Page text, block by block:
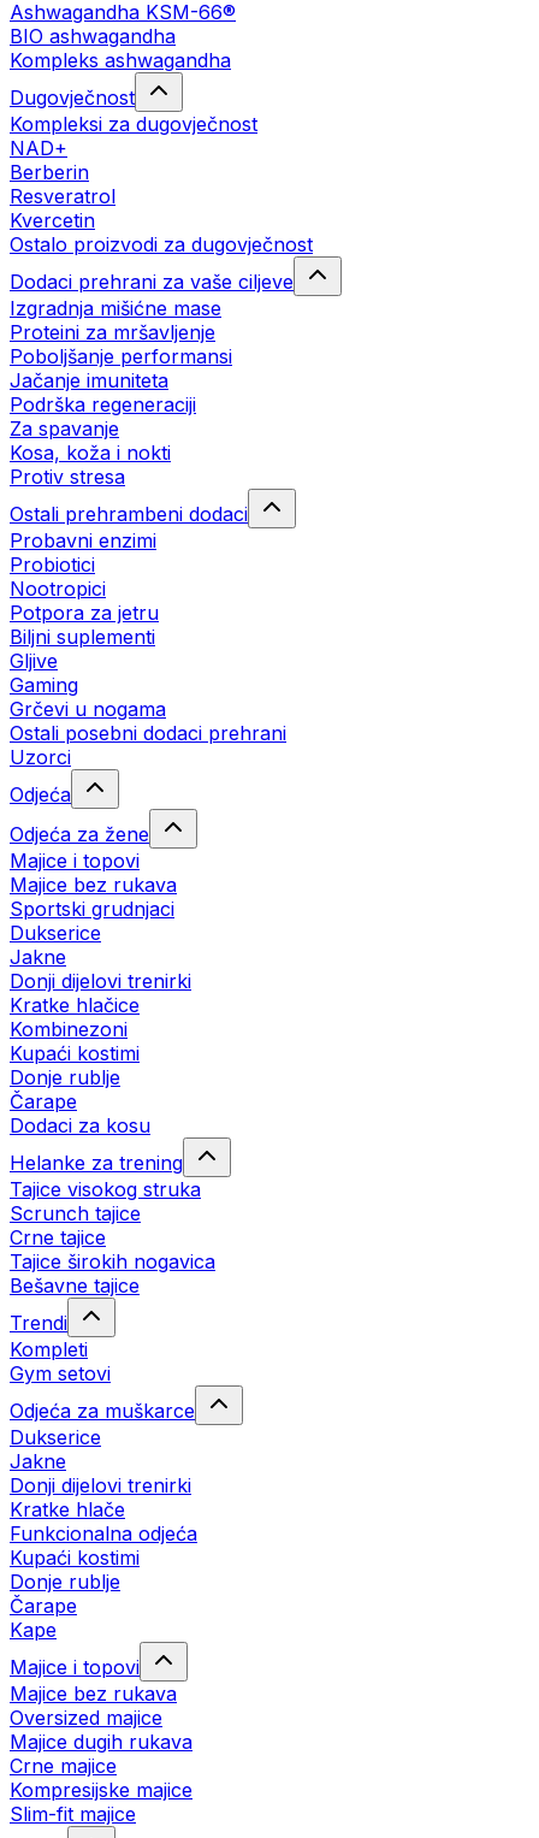
Ashwagandha KSM-66®
BIO ashwagandha
Kompleks ashwagandha
Dugovječnost
Kompleksi za dugovječnost
NAD+
Berberin
Resveratrol
Kvercetin
Ostalo proizvodi za dugovječnost
Dodaci prehrani za vaše ciljeve
Izgradnja mišićne mase
Proteini za mršavljenje
Poboljšanje performansi
Jačanje imuniteta
Podrška regeneraciji
Za spavanje
Kosa, koža i nokti
Protiv stresa
Ostali prehrambeni dodaci
Probavni enzimi
Probiotici
Nootropici
Potpora za jetru
Biljni suplementi
Gljive
Gaming
Grčevi u nogama
Ostali posebni dodaci prehrani
Uzorci
Odjeća
Odjeća za žene
Majice i topovi
Majice bez rukava
Sportski grudnjaci
Dukserice
Jakne
Donji dijelovi trenirki
Kratke hlačice
Kombinezoni
Kupaći kostimi
Donje rublje
Čarape
Dodaci za kosu
Helanke za trening
Tajice visokog struka
Scrunch tajice
Crne tajice
Tajice širokih nogavica
Bešavne tajice
Trendi
Kompleti
Gym setovi
Odjeća za muškarce
Dukserice
Jakne
Donji dijelovi trenirki
Kratke hlače
Funkcionalna odjeća
Kupaći kostimi
Donje rublje
Čarape
Kape
Majice i topovi
Majice bez rukava
Oversized majice
Majice dugih rukava
Crne majice
Kompresijske majice
Slim-fit majice